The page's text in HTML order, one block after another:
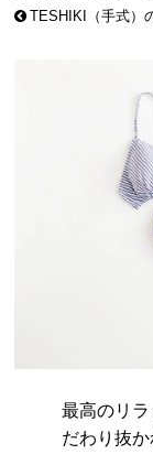
TESHIKI（手式）
最高のリ
だわり抜